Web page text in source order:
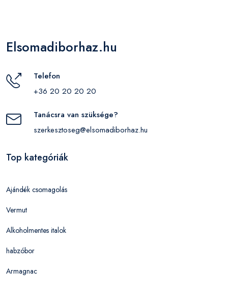
Elsomadiborhaz.hu
Telefon
+36 20 20 20 20
Tanácsra van szüksége?
szerkesztoseg@elsomadiborhaz.hu
Top kategóriák
Ajándék csomagolás
Vermut
Alkoholmentes italok
habzóbor
Armagnac